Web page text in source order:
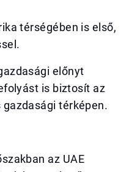
térségében is első,
előnyt
is biztosít az
térképen.
az UAE